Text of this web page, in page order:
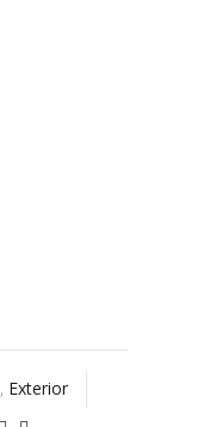
, Exterior